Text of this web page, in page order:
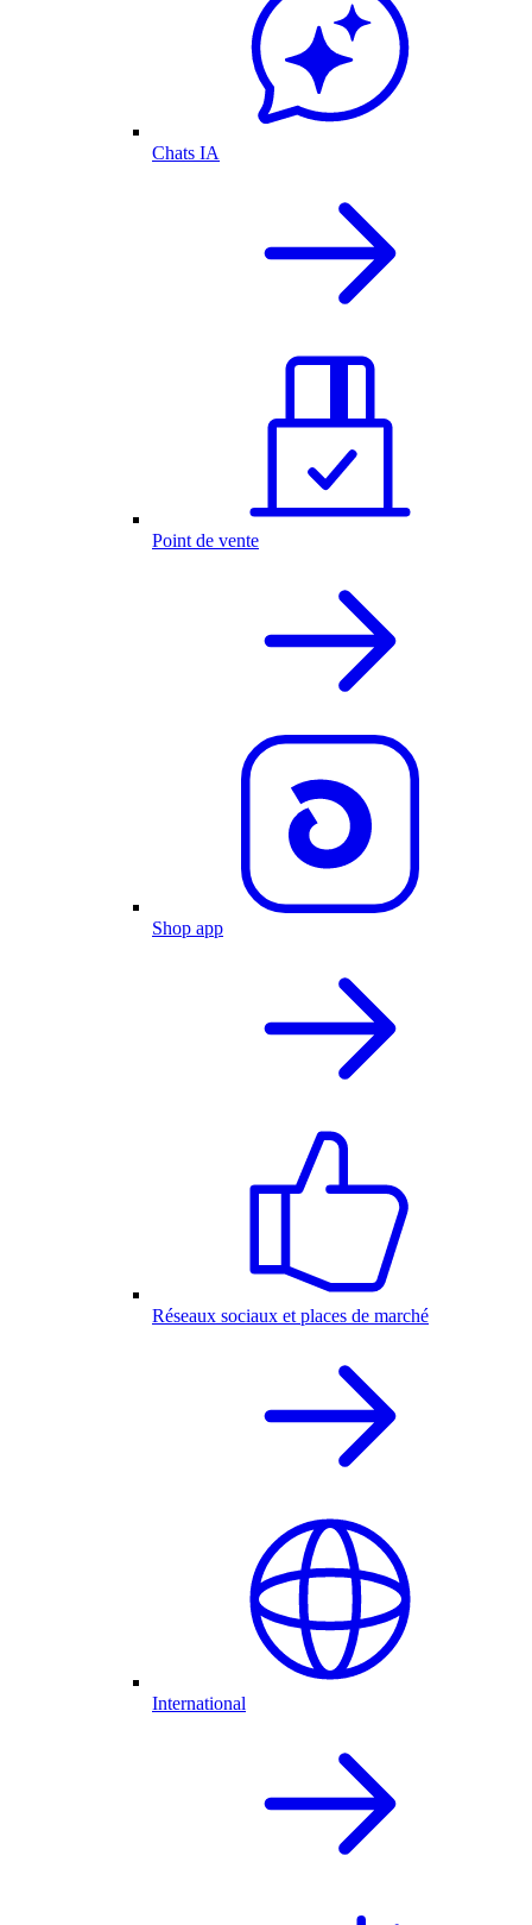
Chats IA
Point de vente
Shop app
Réseaux sociaux et places de marché
International